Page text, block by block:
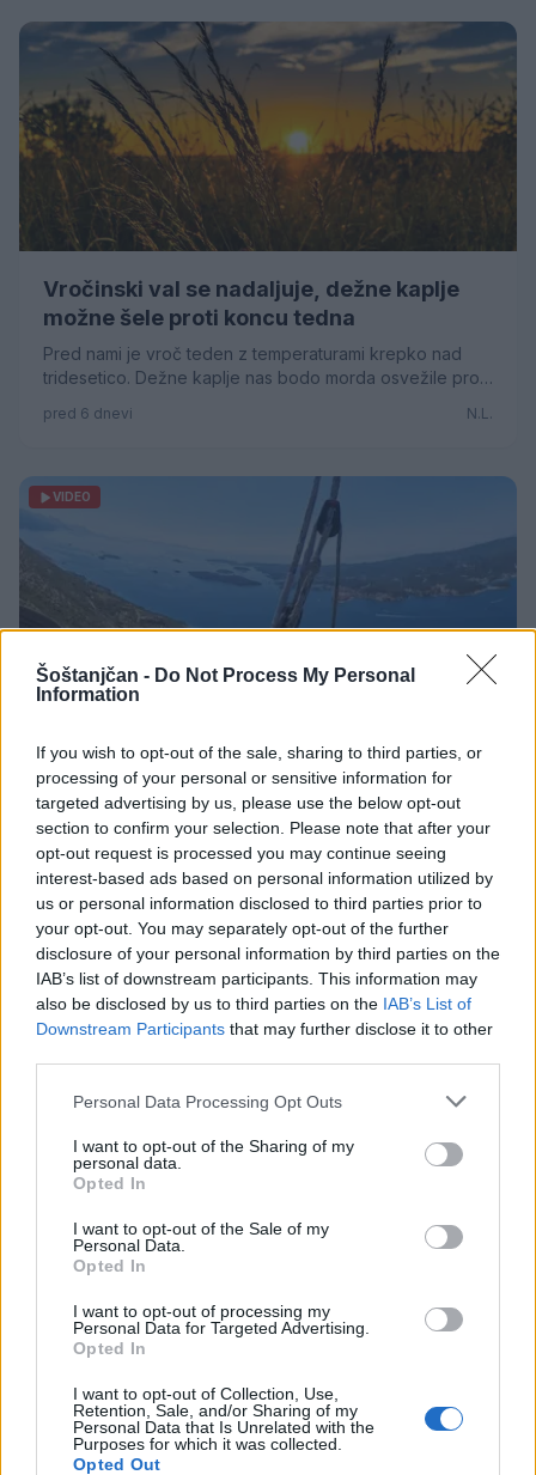
Šoštanjčan - Do Not Process My Personal
Information
If you wish to opt-out of the sale, sharing to third parties, or
processing of your personal or sensitive information for
targeted advertising by us, please use the below opt-out
section to confirm your selection. Please note that after your
opt-out request is processed you may continue seeing
interest-based ads based on personal information utilized by
us or personal information disclosed to third parties prior to
your opt-out. You may separately opt-out of the further
disclosure of your personal information by third parties on the
IAB’s list of downstream participants. This information may
also be disclosed by us to third parties on the IAB’s List of
Downstream Participants that may further disclose it to other
Personal Data Processing Opt Outs
I want to opt-out of the Sharing of my
personal data.
Opted In
I want to opt-out of the Sale of my
Personal Data.
Opted In
I want to opt-out of processing my
Personal Data for Targeted Advertising.
Opted In
I want to opt-out of Collection, Use,
Retention, Sale, and/or Sharing of my
Personal Data that Is Unrelated with the
Purposes for which it was collected.
Opted Out
Vročinski val se nadaljuje, dežne kaplje
možne šele proti koncu tedna
Pred nami je vroč teden z temperaturami krepko nad
tridesetico. Dežne kaplje nas bodo morda osvežile proti
pred 6 dnevi N.L.
VIDEO
(VIDEO) "Mislil sem, da je konec": Lastnik
velenjske picerije o padcu s padalom na
Hrvaškem
Za Davorja Podbregarja, ljubiteljskega padalca, se je
zadnji skok končal skoraj usodno. V pogovoru z nami je
razkril trenutke pred strmoglavljenjem.
pred 6 dnevi A.T.
Svetovni teden dojenja 2026: Dojenje kot
trajnostna popotnica v življenje
Med 1. in 7. avgustom obeležujemo svetovni teden
v življenje: okrepiti, kar deluje, poudarja pomen
preverjenih praks, ki materam in družinam omogočajo
pravočasno, strokovno in neprekinjeno podporo.
pred 7 dnevi